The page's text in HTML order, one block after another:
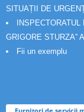
SITUAȚII DE
GRIGORE STURZA”
Fii un exemplu